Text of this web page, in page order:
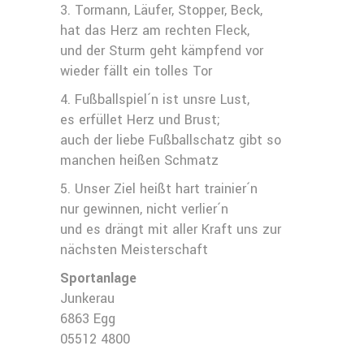
3. Tormann, Läufer, Stopper, Beck,
hat das Herz am rechten Fleck,
und der Sturm geht kämpfend vor
wieder fällt ein tolles Tor
4. Fußballspiel´n ist unsre Lust,
es erfüllet Herz und Brust;
auch der liebe Fußballschatz gibt so
manchen heißen Schmatz
5. Unser Ziel heißt hart trainier´n
nur gewinnen, nicht verlier´n
und es drängt mit aller Kraft uns zur
nächsten Meisterschaft
Sportanlage
Junkerau
6863 Egg
05512 4800